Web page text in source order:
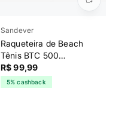
Sandever
Raqueteira de Beach
Tênis BTC 500
Sandever Preta
R$ 99,99
5% cashback